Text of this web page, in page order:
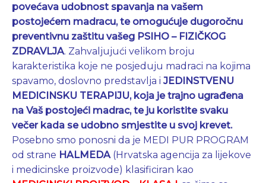
povećava udobnost spavanja na vašem
postojećem madracu, te omogućuje dugoročnu
preventivnu zaštitu vašeg PSIHO – FIZIČKOG
ZDRAVLJA. Zahvaljujući velikom broju
karakteristika koje ne posjeduju madraci na kojima
spavamo, doslovno predstavlja i JEDINSTVENU
MEDICINSKU TERAPIJU, koja je trajno ugrađena
na Vaš postojeći madrac, te ju koristite svaku
večer kada se udobno smjestite u svoj krevet.
Posebno smo ponosni da je MEDI PUR PROGRAM
od strane HALMEDA (Hrvatska agencija za lijekove
i medicinske proizvode) klasificiran kao